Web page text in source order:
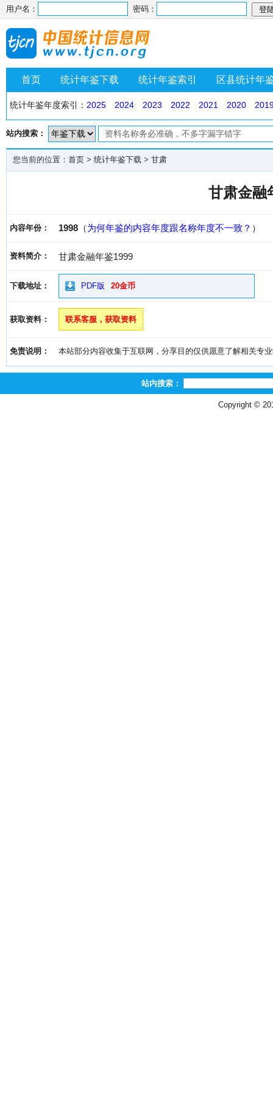
用户名： 密码：
首页 统计年鉴下载 统计年鉴索引 区县统计年
统计年鉴年度索引： 2025 2024 2023 2022 2021 2020
站内搜索：
您当前的位置： 首页 > 统计年鉴下载 > 甘肃
甘肃金融
内容年份： 1998 （为何年鉴的内容年度跟名称年度不一致？ ）
资料简介： 甘肃金融年鉴1999
下载地址： PDF版 20金币
获取资料： 联系客服，获取资料
免责说明： 本站部分内容收集于互联网，分享目的仅供愿意了解相关专
站内搜索：
Copyright ©